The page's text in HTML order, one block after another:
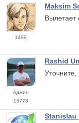
1499
Maksim
Вылетает
Админ
15778
Rashid
Уточните,
Stanislau